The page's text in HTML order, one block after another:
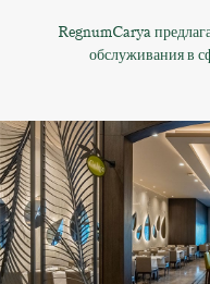
RegnumCarya
обслуживания в